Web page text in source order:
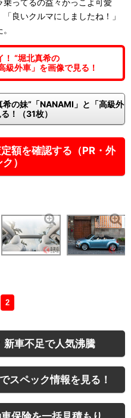
良いクルマにしましたね！」
！ “堀北真希の
級外車」を画像で見る！
の妹”「NANAMI」と「高級外
！（31枚）
額を確認する（PR・外
）
2
新車不足で人気沸騰
スペック情報を見る！